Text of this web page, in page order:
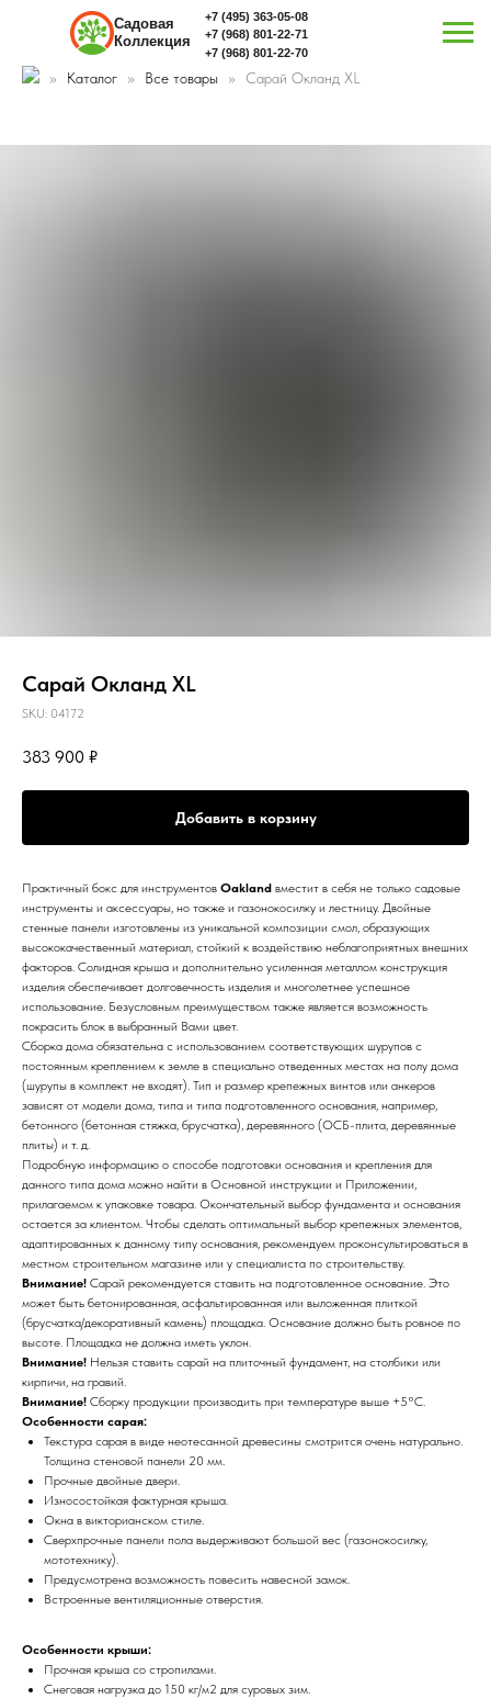
+7 (495) 363-05-08
+7 (968) 801-22-71
Садовая
Коллекция
+7 (968) 801-22-70
Каталог Все товары Сарай Окланд XL
Сарай Окланд XL
SKU: 04172
383 900 ₽
Добавить в корзину
Практичный бокс для инструментов Oakland вместит в себя не только садовые
инструменты и аксессуары, но также и газонокосилку и лестницу. Двойные
стенные панели изготовлены из уникальной композиции смол, образующих
высококачественный материал, стойкий к воздействию неблагоприятных внешних
факторов. Солидная крыша и дополнительно усиленная металлом конструкция
изделия обеспечивает долговечность изделия и многолетнее успешное
использование. Безусловным преимуществом также является возможность
покрасить блок в выбранный Вами цвет.
Сборка дома обязательна с использованием соответствующих шурупов с
постоянным креплением к земле в специально отведенных местах на полу дома
(шурупы в комплект не входят). Тип и размер крепежных винтов или анкеров
зависят от модели дома, типа и типа подготовленного основания, например,
бетонного (бетонная стяжка, брусчатка), деревянного (ОСБ-плита, деревянные
плиты) и т. д.
Подробную информацию о способе подготовки основания и крепления для
данного типа дома можно найти в Основной инструкции и Приложении,
прилагаемом к упаковке товара. Окончательный выбор фундамента и основания
остается за клиентом. Чтобы сделать оптимальный выбор крепежных элементов,
адаптированных к данному типу основания, рекомендуем проконсультироваться в
местном строительном магазине или у специалиста по строительству.
Внимание! Сарай рекомендуется ставить на подготовленное основание. Это
может быть бетонированная, асфальтированная или выложенная плиткой
(брусчатка/декоративный камень) площадка. Основание должно быть ровное по
высоте. Площадка не должна иметь уклон.
Внимание! Нельзя ставить сарай на плиточный фундамент, на столбики или
кирпичи, на гравий.
Внимание! Сборку продукции производить при температуре выше +5°С.
Особенности сарая:
Текстура сарая в виде неотесанной древесины смотрится очень натурально.
Толщина стеновой панели 20 мм.
Прочные двойные двери.
Износостойкая фактурная крыша.
Окна в викторианском стиле.
Сверхпрочные панели пола выдерживают большой вес (газонокосилку,
мототехнику).
Предусмотрена возможность повесить навесной замок.
Встроенные вентиляционные отверстия.
Особенности крыши:
Прочная крыша со стропилами.
Снеговая нагрузка до 150 кг/м2 для суровых зим.